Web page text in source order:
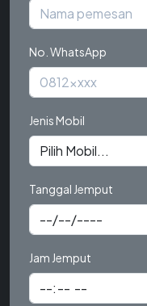
No. WhatsApp
Jenis Mobil
Tanggal Jemput
Jam Jemput